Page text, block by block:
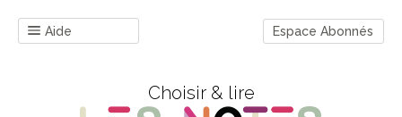
Aide Espace Abonnés
Choisir & lire